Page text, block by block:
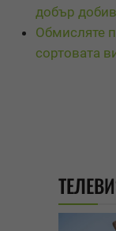
добър добив
Обмисляте
сортовата